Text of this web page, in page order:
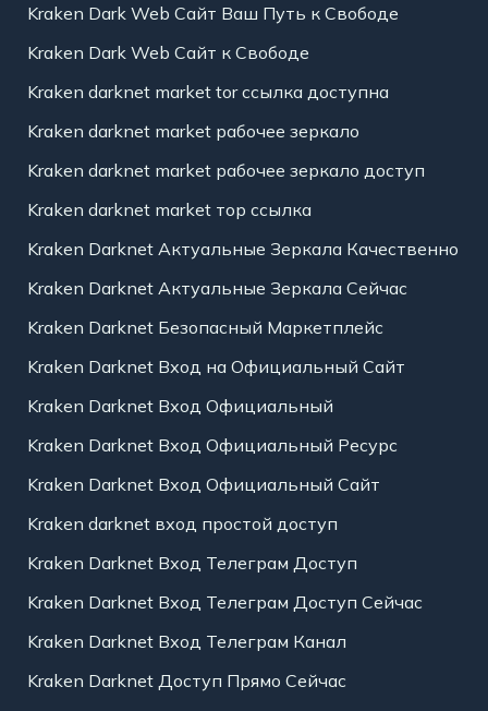
Kraken Dark Web Сайт Ваш Путь к Свободе
Kraken Dark Web Сайт к Свободе
Kraken darknet market tor ссылка доступна
Kraken darknet market рабочее зеркало
Kraken darknet market рабочее зеркало доступ
Kraken darknet market тор ссылка
Kraken Darknet Актуальные Зеркала Качественно
Kraken Darknet Актуальные Зеркала Сейчас
Kraken Darknet Безопасный Маркетплейс
Kraken Darknet Вход на Официальный Сайт
Kraken Darknet Вход Официальный
Kraken Darknet Вход Официальный Ресурс
Kraken Darknet Вход Официальный Сайт
Kraken darknet вход простой доступ
Kraken Darknet Вход Телеграм Доступ
Kraken Darknet Вход Телеграм Доступ Сейчас
Kraken Darknet Вход Телеграм Канал
Kraken Darknet Доступ Прямо Сейчас